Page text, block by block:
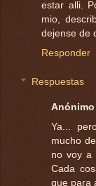
estar alli.
mio,
dejense de
Responder
Respuestas
Anónimo
Ya...
mucho
no voy a
Cada
que para